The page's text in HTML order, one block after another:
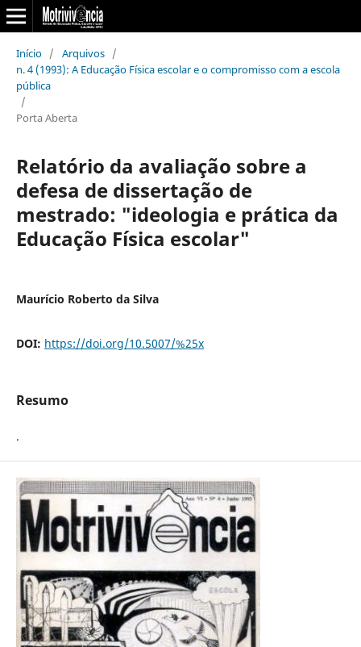
Início / Arquivos /
n. 4 (1993): A Educação Física escolar e o compromisso com a escola
pública
/
Porta Aberta
Relatório da avaliação sobre a
defesa de dissertação de
mestrado: "ideologia e prática da
Educação Física escolar"
Maurício Roberto da Silva
DOI: https://doi.org/10.5007/%25x
Resumo
.